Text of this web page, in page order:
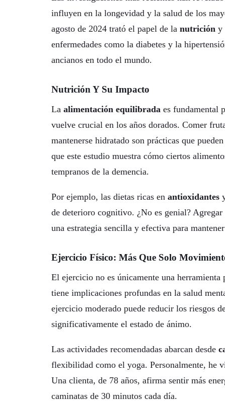
influyen en la longevidad y la salud de los
agosto de 2024 trató el papel de la nutrición y
enfermedades como la diabetes y la
ancianos en todo el mundo.
Nutrición Y Su Impacto
La alimentación equilibrada es fundamental
vuelve crucial en los años dorados. Comer
mantenerse hidratado son prácticas que
que este estudio muestra cómo ciertos
tempranos de la demencia.
Por ejemplo, las dietas ricas en antioxidantes
de deterioro cognitivo. ¿No es genial?
una estrategia sencilla y efectiva para
Ejercicio Físico: Más Que Solo
El ejercicio no es únicamente una
tiene implicaciones profundas en la salud
ejercicio moderado puede reducir los riesgos
significativamente el estado de ánimo.
Las actividades recomendadas abarcan desde
flexibilidad como el yoga. Personalmente, he
Una clienta, de 78 años, afirma sentir más
caminatas de 30 minutos cada día.